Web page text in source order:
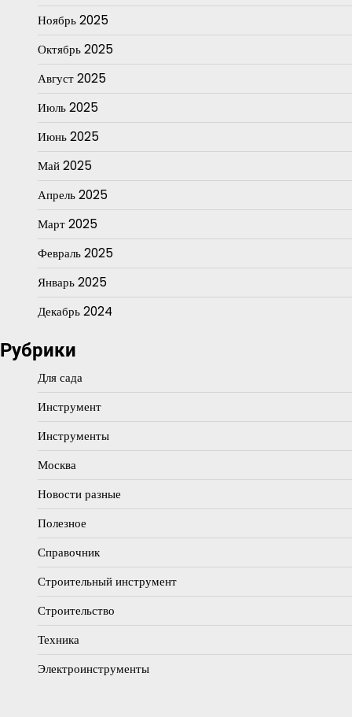
Ноябрь 2025
Октябрь 2025
Август 2025
Июль 2025
Июнь 2025
Май 2025
Апрель 2025
Март 2025
Февраль 2025
Январь 2025
Декабрь 2024
Рубрики
Для сада
Инструмент
Инструменты
Москва
Новости разные
Полезное
Справочник
Строительный инструмент
Строительство
Техника
Электроинструменты